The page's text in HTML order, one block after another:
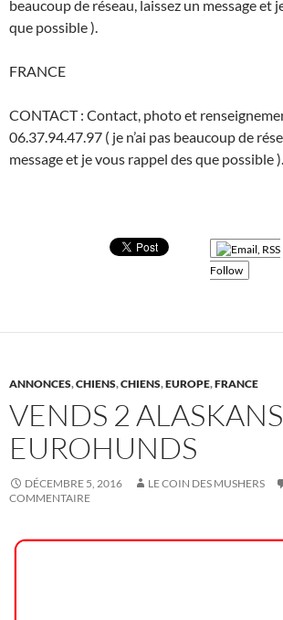
beaucoup de réseau, laissez un message et
que possible ).
FRANCE
CONTACT : Contact, photo et
06.37.94.47.97 ( je n’ai pas beaucoup de
message et je vous rappel des que possible ).
Follow
ANNONCES,CHIENS,CHIENS,EUROPE,FRANCE
VENDS 2
EUROHUNDS
DÉCEMBRE 5, 2016 LE COIN DES MUSHERS
COMMENTAIRE